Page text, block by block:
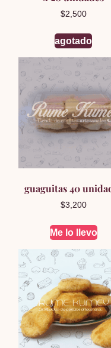
$2,500
agotado
guaguitas 40
$3,200
Me lo llevo